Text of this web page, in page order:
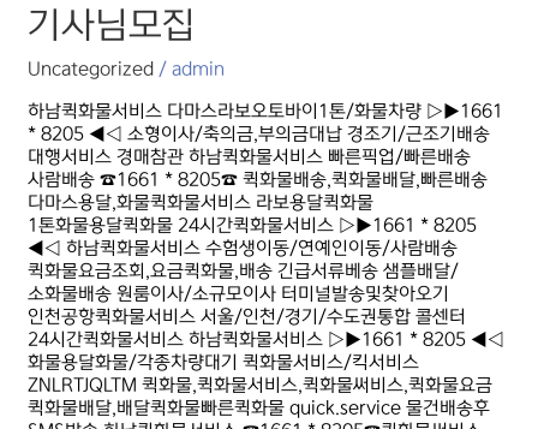
기사님모집
Uncategorized /admin
하남퀵화물서비스 다마스라보오토바이1톤/화물차량 ▷▶1661
* 8205 ◀◁ 소형이사/축의금,부의금대납 경조기/근조기배송
대행서비스 경매참관 하남퀵화물서비스 빠른픽업/빠른배송
사람배송 ☎1661 * 8205☎ 퀵화물배송,퀵화물배달,빠른배송
다마스용달,화물퀵화물서비스 라보용달퀵화물
1톤화물용달퀵화물 24시간퀵화물서비스 ▷▶1661 * 8205
◀◁ 하남퀵화물서비스 수험생이동/연예인이동/사람배송
퀵화물요금조회,요금퀵화물,배송 긴급서류베송 샘플배달/
소화물배송 원룸이사/소규모이사 터미널발송및찾아오기
인천공항퀵화물서비스 서울/인천/경기/수도권통합 콜센터
24시간퀵화물서비스 하남퀵화물서비스 ▷▶1661 * 8205 ◀◁
화물용달화물/각종차량대기 퀵화물서비스/킥서비스
ZNLRTJQLTM 퀵화물,퀵화물서비스,퀵화물써비스,퀵화물요금
퀵화물배달,배달퀵화물빠른퀵화물 quick.service 물건배송후